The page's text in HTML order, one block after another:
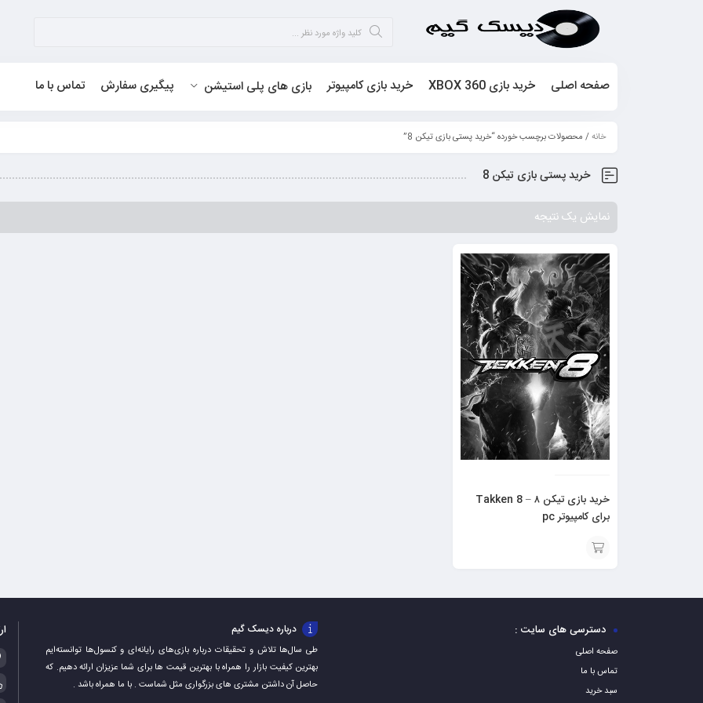
صفحه اصلی خرید بازی XBOX 360 خرید بازی کامپیوتر بازی های پلی استیشن پیگیری سفارش تماس با ما
خانه/ محصولات برچسب خورده “خرید پستی بازی تیکن 8”
خرید پستی بازی تیکن 8
نمایش یک نتیجه
خرید بازی تیکن ۸ – Takken 8
برای کامپیوتر pc
به
دسترسی های سایت :
صفحه اصلی
تماس با ما
سبد خرید
درباره دیسک گیم
طی سال‌ها تلاش و تحقیقات درباره بازی‌های رایانه‌ای و کنسول‌ها توانسته‌ایم
بهترین کیفیت بازار را همراه با بهترین قیمت ها برای شما عزیزان ارائه دهیم. که
حاصل آن داشتن مشتری های بزرگواری مثل شماست . با ما همراه باشد .